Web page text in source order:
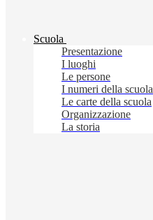
Scuola
Presentazione
I luoghi
Le persone
I numeri della scuola
Le carte della scuola
Organizzazione
La storia